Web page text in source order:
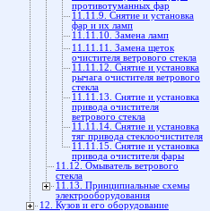
противотуманных фар
11.11.9. Снятие и установка
фар и их ламп
11.11.10. Замена ламп
11.11.11. Замена щеток
очистителя ветрового стекла
11.11.12. Снятие и установка
рычага очистителя ветрового
стекла
11.11.13. Снятие и установка
привода очистителя
ветрового стекла
11.11.14. Снятие и установка
тяг привода стеклоочистителя
11.11.15. Снятие и установка
привода очистителя фары
11.12. Омыватель ветрового
стекла
11.13. Принципиальные схемы
электрооборудования
12. Кузов и его оборудование